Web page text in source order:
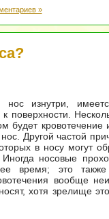
»
изнутри,
поверхности.
будет кровотечение
Другой частой
в носу могут
носовые
время; это
вообще
хотя зрелище